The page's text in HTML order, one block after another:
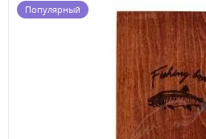
Популярный